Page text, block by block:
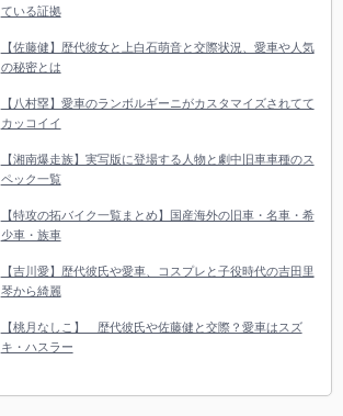
ている証拠
【佐藤健】歴代彼女と上白石萌音と交際状況、愛車や人気
の秘密とは
【八村塁】愛車のランボルギーニがカスタマイズされてて
カッコイイ
【湘南爆走族】実写版に登場する人物と劇中旧車車種のス
ペック一覧
【特攻の拓バイク一覧まとめ】国産海外の旧車・名車・希
少車・族車
【吉川愛】歴代彼氏や愛車、コスプレと子役時代の吉田里
琴から綺麗
【桃月なしこ】 歴代彼氏や佐藤健と交際？愛車はスズ
キ・ハスラー